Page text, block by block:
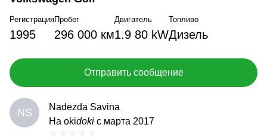
Регистрация
1995
Пробег
296 000 км
Двигатель
1.9 80 kW
Топливо
Дизель
Отправить сообщение
NS
Nadezda Savina
На okidoki с марта 2017